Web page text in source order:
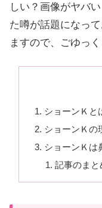
しい？画像がヤバ
た噂が話題になっ
ますので、ごゆっ
ショーンＫと
ショーンＫの
ショーンＫは
記事のまと